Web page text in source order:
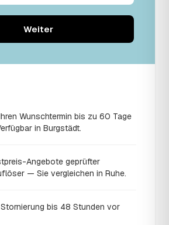
Weiter
Wunschtermin bis zu 60 Tage
in Burgstädt.
Angebote geprüfter
— Sie vergleichen in Ruhe.
bis 48 Stunden vor